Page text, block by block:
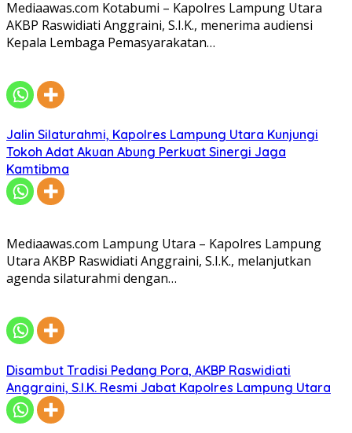
Mediaawas.com Kotabumi – Kapolres Lampung Utara
AKBP Raswidiati Anggraini, S.I.K., menerima audiensi
Kepala Lembaga Pemasyarakatan…
Jalin Silaturahmi, Kapolres Lampung Utara Kunjungi
Tokoh Adat Akuan Abung Perkuat Sinergi Jaga
Kamtibma
Mediaawas.com Lampung Utara – Kapolres Lampung
Utara AKBP Raswidiati Anggraini, S.I.K., melanjutkan
agenda silaturahmi dengan…
Disambut Tradisi Pedang Pora, AKBP Raswidiati
Anggraini, S.I.K. Resmi Jabat Kapolres Lampung Utara